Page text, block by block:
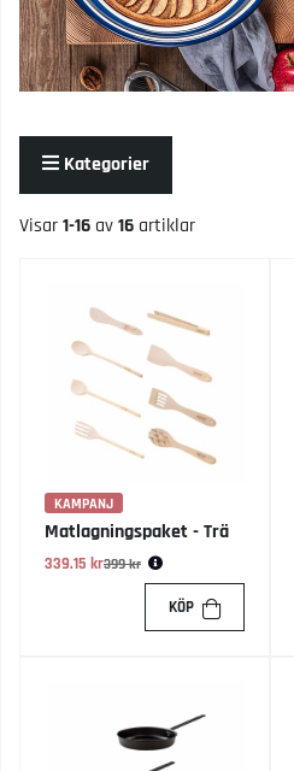
Kategorier
Visar1-16 av16 artiklar
KAMPANJ
Matlagningspaket - Trä
339.15 kr
Ordinarie pris:
399 kr
KÖP